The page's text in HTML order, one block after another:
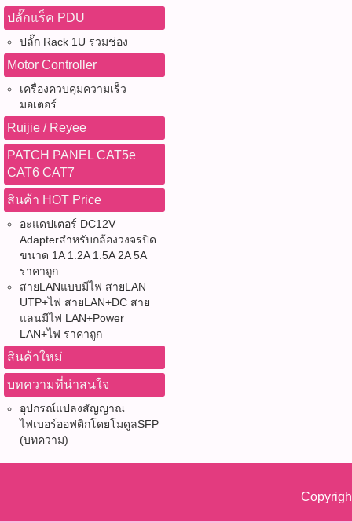
ปลั๊กแร็ค PDU
ปลั๊ก Rack 1U รวมช่อง
Motor Controller
เครื่องควบคุมความเร็ว
มอเตอร์
Ruijie / Reyee
PATCH PANEL CAT5e
CAT6 CAT7
สินค้า HOT Price
อะแดปเตอร์ DC12V
Adapterสำหรับกล้องวงจรปิด
ขนาด 1A 1.2A 1.5A 2A 5A
ราคาถูก
สายLANแบบมีไฟ สายLAN
UTP+ไฟ สายLAN+DC สาย
แลนมีไฟ LAN+Power
LAN+ไฟ ราคาถูก
สินค้าใหม่
บทความที่น่าสนใจ
อุปกรณ์แปลงสัญญาณ
ไฟเบอร์ออฟติก​โดยโมดูลSFP
(บทความ)